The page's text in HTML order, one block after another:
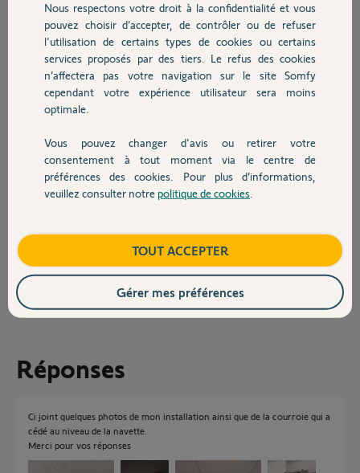
Chauffage
Autres produits
Devis avec un pro
Contact
interpellé. Depuis quelques mois, la vitesse de montée et descente de
la porte était de temps en temps très lente, mais pas toujours,
environ 3 fois sur 4. Ces deux phénomènes peuvent ils être liés ? Par
exemple mauvais réglage des galets en mode manuel au lieu de
motorisé ?
Quant à l’équilibrage de la porte, il me paraît correct, j’ai suivi les
instructions de la notice et tout se passe comme prévu.
même courroie avec 3 dents en moins et jouer avec la course de la
roue poulie côté opposé au moteur (Après bien sûr avoir trouvé la
cause de cette rupture) ? Et si non, comment me procurer la courroie
seule, existe-t-il une garantie sur cette pièce dans mon cas étant
il y a plus de 6 ans
Participer au fil de discussion
Réponses
Ci joint quelques photos de mon installation ainsi que de la courroie qui a
cédé au niveau de la navette.
Merci pour vos réponses
Nous respectons votre droit à la confidentialité et vous
pouvez choisir d’accepter, de contrôler ou de refuser
l'utilisation de certains types de cookies ou certains
services proposés par des tiers. Le refus des cookies
n’affectera pas votre navigation sur le site Somfy
cependant votre expérience utilisateur sera moins
optimale.
Vous pouvez changer d'avis ou retirer votre
consentement à tout moment via le centre de
préférences des cookies. Pour plus d’informations,
veuillez consulter notre politique de cookies
TOUT ACCEPTER
Gérer mes préférences